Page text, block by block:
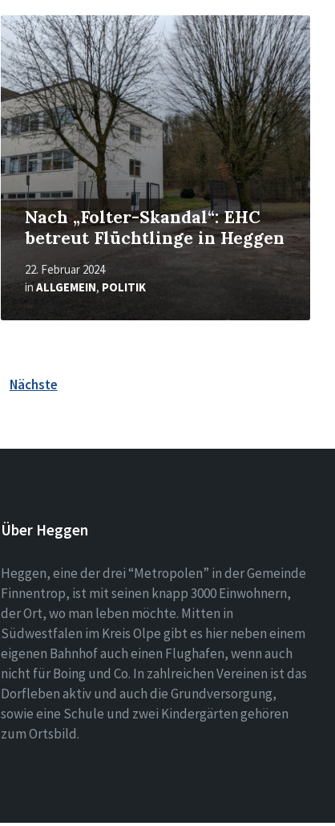
Nach „Folter-Skandal“: EHC
betreut Flüchtlinge in Heggen
22. Februar 2024
in ALLGEMEIN, POLITIK
Mehr
erfahren
Nächste
Über Heggen
Heggen, eine der drei “Metropolen” in der Gemeinde
Finnentrop, ist mit seinen knapp 3000 Einwohnern,
der Ort, wo man leben möchte. Mitten in
Südwestfalen im Kreis Olpe gibt es hier neben einem
eigenen Bahnhof auch einen Flughafen, wenn auch
nicht für Boing und Co. In zahlreichen Vereinen ist das
Dorfleben aktiv und auch die Grundversorgung,
sowie eine Schule und zwei Kindergärten gehören
zum Ortsbild.